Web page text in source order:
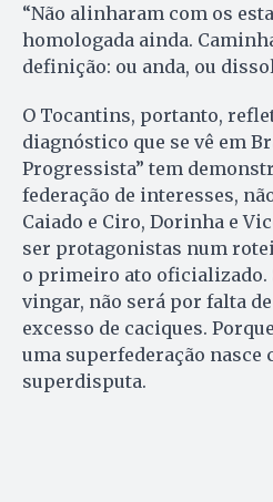
“Não alinharam com os
homologada ainda.
definição: ou anda, ou
O Tocantins, portanto,
diagnóstico que se vê em
Progressista” tem
federação de interesses,
Caiado e Ciro, Dorinha e
ser protagonistas num
o primeiro ato oficializado.
vingar, não será por falta
excesso de caciques.
uma superfederação nasce
superdisputa.